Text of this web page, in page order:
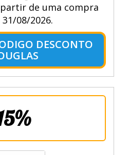
de uma compra
08/2026.
DESCONTO